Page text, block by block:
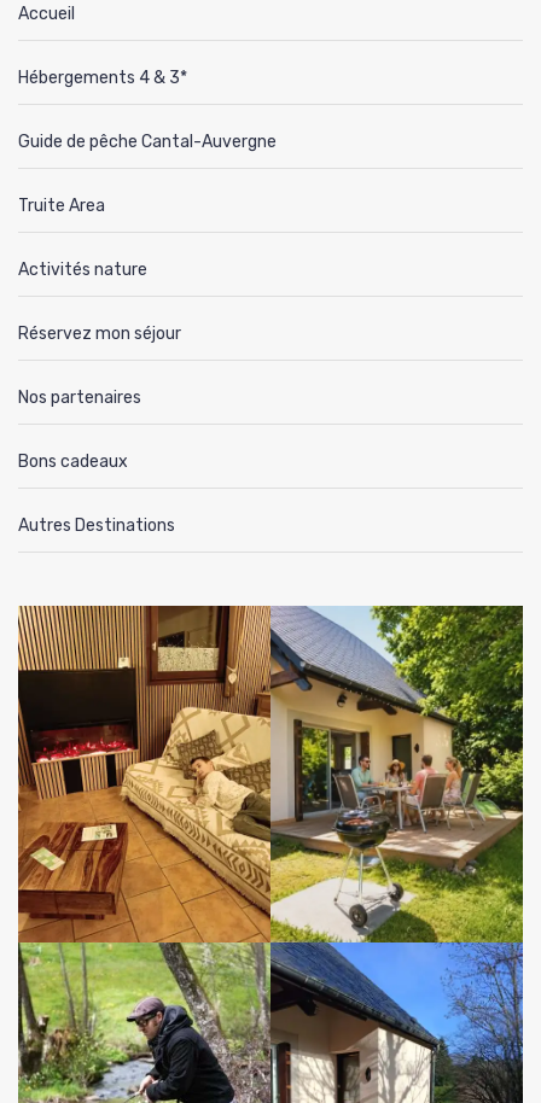
Accueil
Hébergements 4 & 3*
Guide de pêche Cantal-Auvergne
Truite Area
Activités nature
Réservez mon séjour
Nos partenaires
Bons cadeaux
Autres Destinations